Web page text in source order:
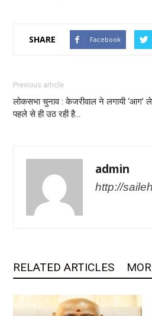
SHARE Facebook
Previous article
लोकसभा चुनाव : केजरीवाल ने लगायी ‘आग’
पहले से ही उठ रही है…
admin
http://
RELATED ARTICLES